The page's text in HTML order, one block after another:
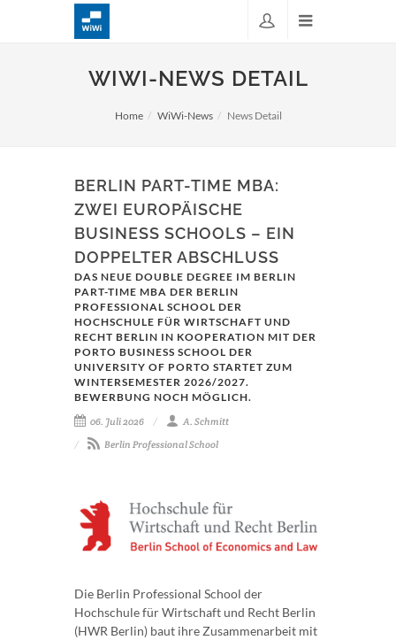
WIWI-NEWS DETAIL
Home WiWi-News News Detail
BERLIN PART-TIME MBA:
ZWEI EUROPÄISCHE
BUSINESS SCHOOLS – EIN
DOPPELTER ABSCHLUSS
DAS NEUE DOUBLE DEGREE IM BERLIN
PART-TIME MBA DER BERLIN
PROFESSIONAL SCHOOL DER
HOCHSCHULE FÜR WIRTSCHAFT UND
RECHT BERLIN IN KOOPERATION MIT DER
PORTO BUSINESS SCHOOL DER
UNIVERSITY OF PORTO STARTET ZUM
WINTERSEMESTER 2026/2027.
BEWERBUNG NOCH MÖGLICH.
06. Juli 2026
A. Schmitt
Berlin Professional School
Die Berlin Professional School der
Hochschule für Wirtschaft und Recht Berlin
(HWR Berlin) baut ihre Zusammenarbeit mit